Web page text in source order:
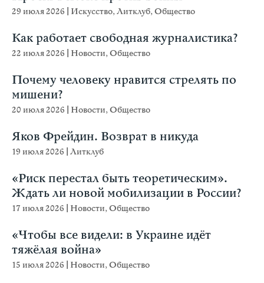
29 июля 2026 Искусство,Литклуб,Общество
Как работает свободная журналистика?
22 июля 2026 Новости,Общество
Почему человеку нравится стрелять по
мишени?
20 июля 2026 Новости,Общество
Яков Фрейдин. Возврат в никуда
19 июля 2026 Литклуб
«Риск перестал быть теоретическим».
Ждать ли новой мобилизации в России?
17 июля 2026 Новости,Общество
«Чтобы все видели: в Украине идёт
тяжёлая война»
15 июля 2026 Новости,Общество